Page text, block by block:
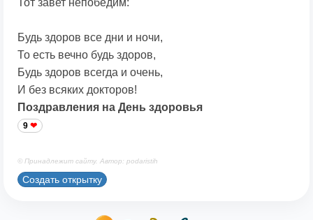
Тот завет непобедим:
Будь здоров все дни и ночи,
То есть вечно будь здоров,
Будь здоров всегда и очень,
И без всяких докторов!
Поздравления на День здоровья
9
© Принадлежит сайту. Автор: podaristih
Создать открытку